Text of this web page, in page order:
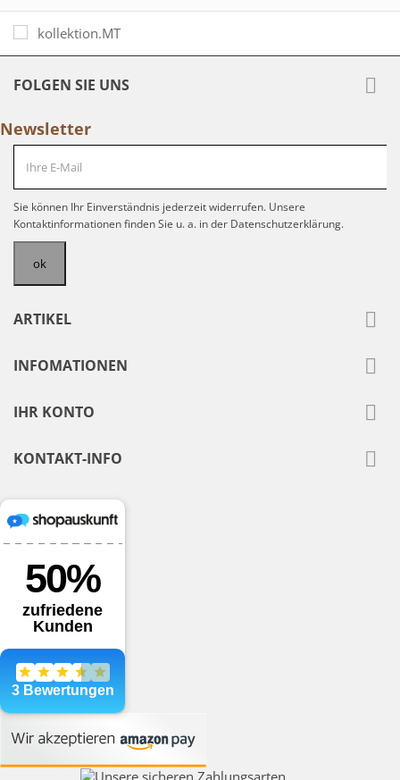
FOLGEN SIE UNS 
Newsletter
Sie können Ihr Einverständnis jederzeit widerrufen. Unsere
Kontaktinformationen finden Sie u. a. in der Datenschutzerklärung.
ARTIKEL 
INFOMATIONEN 
IHR KONTO 
KONTAKT-INFO 